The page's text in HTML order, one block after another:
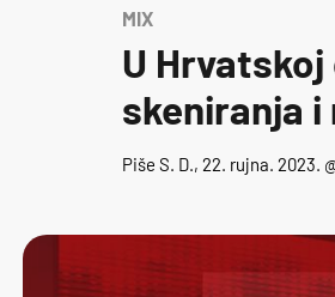
MIX
U
skeniranja i
Piše S. D., 22. rujna. 2023.